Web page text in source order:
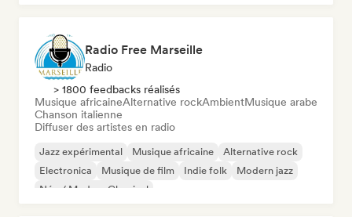
Radio Free Marseille
Radio
> 1800 feedbacks réalisés
Musique africaineAlternative rockAmbientMusique arabe
Chanson italienne
Diffuser des artistes en radio
Jazz expérimental Musique africaine
Alternative rock
Electronica
Musique de film Indie folk
Modern jazz
Néo / Modern Classical